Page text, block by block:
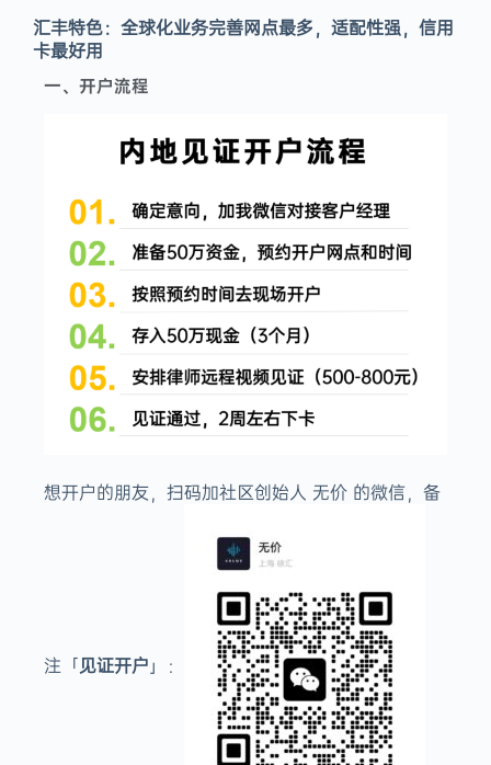
汇丰特色：全球化业务完善网点最多，适配性强，信用
卡最好用
一、开户流程
想开户的朋友，扫码加社区创始人 无价 的微信，备
注「见证开户」：